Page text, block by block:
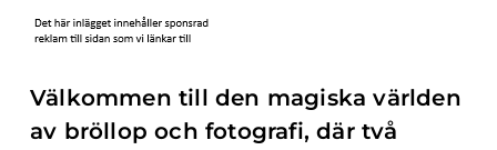
Välkommen till den magiska världen
av bröllop och fotografi, där två